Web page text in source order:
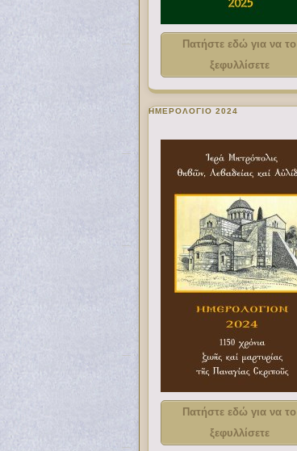
Πατήστε εδώ για να το
ξεφυλλίσετε
ΗΜΕΡΟΛΟΓΙΟ 2024
Πατήστε εδώ για να το
ξεφυλλίσετε